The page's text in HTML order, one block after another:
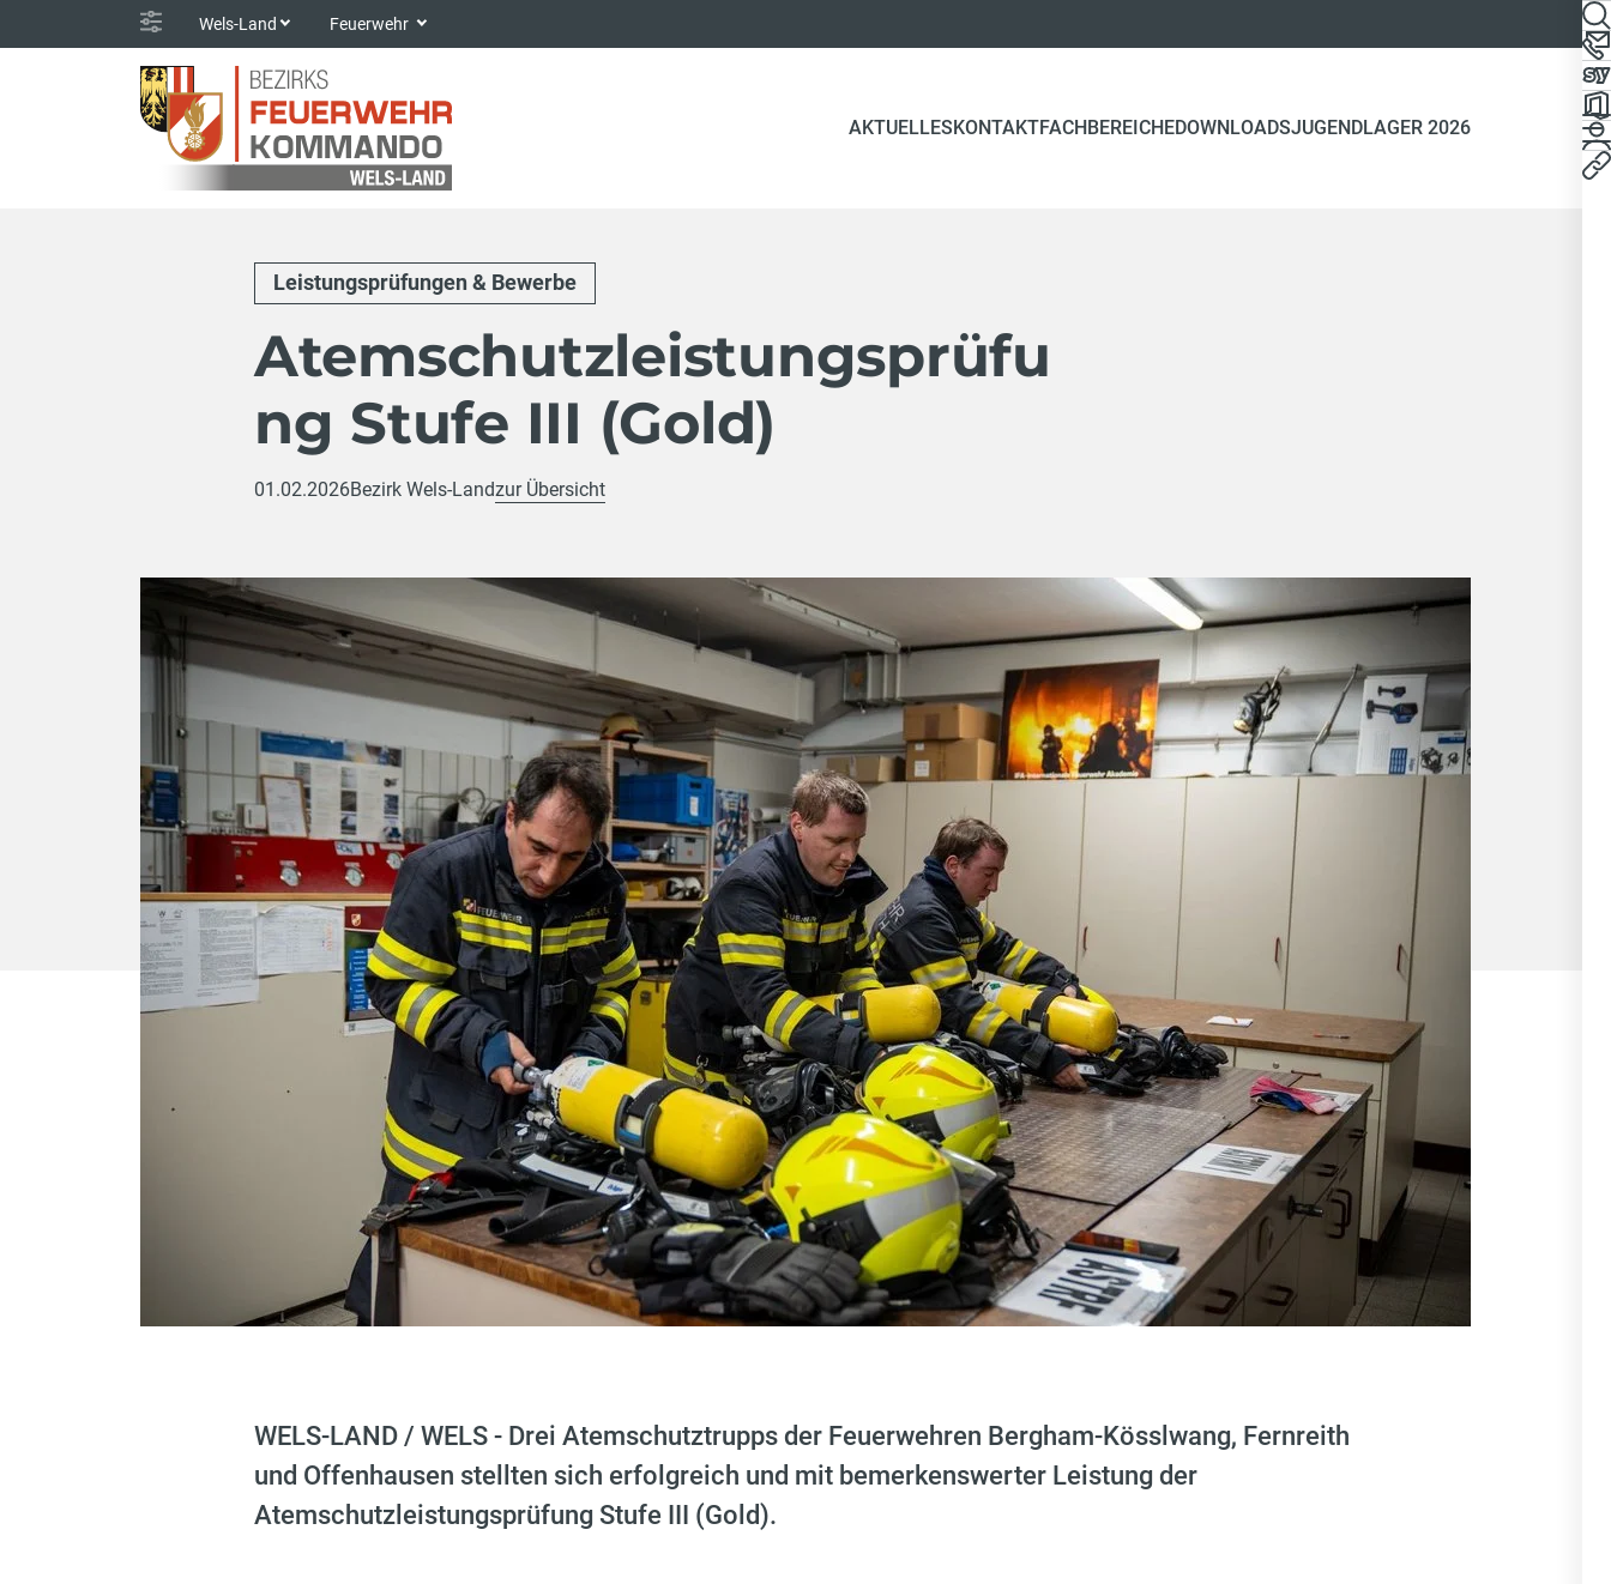
Wels-Land Feuerwehr
AKTUELLESKONTAKTFACHBEREICHEDOWNLOADSJUGENDLAGER 2026
Leistungsprüfungen & Bewerbe
Atemschutzleistungsprüfu
ng Stufe III (Gold)
01.02.2026Bezirk Wels-Landzur Übersicht
WELS-LAND / WELS - Drei Atemschutztrupps der Feuerwehren Bergham-Kösslwang, Fernreith
und Offenhausen stellten sich erfolgreich und mit bemerkenswerter Leistung der
Atemschutzleistungsprüfung Stufe III (Gold).